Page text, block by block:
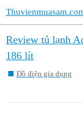
Review tủ lạnh
186 lít
Đồ điện gia dụng